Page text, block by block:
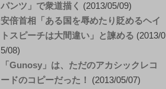
パンツ」で衆道描く
2013/05/09
安倍首相「ある国を辱めたり貶めるヘイ
トスピーチは大間違い」と諫める
2013/0
5/08
「Gunosy」は、ただのアカシックレコ
ードのコピーだった！
2013/05/07